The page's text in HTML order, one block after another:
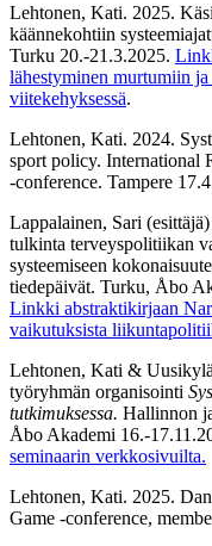
Lehtonen, Kati. 2025.
käännekohtiin
Turku 20.-21.3.2025.
lähestyminen murtumiin
viitekehyksessä.
Lehtonen, Kati. 2024.
sport policy. International
-conference. Tampere
Lappalainen, Sari
tulkinta terveyspolitiikan
systeemiseen
tiedepäivät. Turku, Åbo
Linkki abstraktikirjaan
vaikutuksista
Lehtonen, Kati &
työryhmän organisointi
tutkimuksessa. Hallinnon
Åbo Akademi 16.-
seminaarin verkkosivuilta.
Lehtonen, Kati. 2025.
Game -conference,